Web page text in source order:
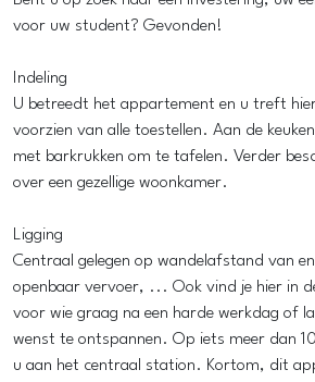
voor uw student? Gevonden!
Indeling
U betreedt het appartement en u treft
voorzien van alle toestellen. Aan de
met barkrukken om te tafelen. Verder
over een gezellige woonkamer.
Ligging
Centraal gelegen op wandelafstand van
openbaar vervoer, ... Ook vind je hier in
voor wie graag na een harde werkdag of
wenst te ontspannen. Op iets meer dan
u aan het centraal station. Kortom, dit